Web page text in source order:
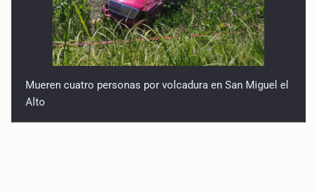
Mueren cuatro personas por volcadura en San Miguel el
Alto